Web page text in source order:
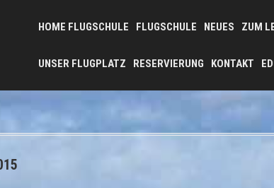
HOME FLUGSCHULE FLUGSCHULE NEUES ZUM
UNSER FLUGPLATZ RESERVIERUNG KONTAKT